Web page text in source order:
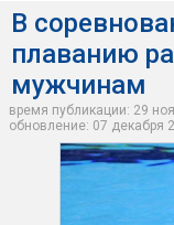
В
плаванию
мужчинам
время публикации: 29
обновление: 07 декабря